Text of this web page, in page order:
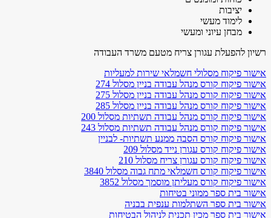
יציבות
לימוד מעשי
מבחן עיוני ומעשי
רשיון להפעלת עגורן צריח מטעם משרד העבודה
אישור פיקוח מסלולי חשמלאי שירות למעליות
אישור פיקוח קורס מנהל עבודה בניין מסלול 274
אישור פיקוח קורס מנהל עבודה בניין מסלול 275
אישור פיקוח קורס מנהל עבודה בניין מסלול 285
אישור פיקוח קורס מנהל עבודה תשתיות מסלול 200
אישור פיקוח קורס מנהל עבודה תשתיות מסלול 243
אישור פיקוח קורס הסבה ממנע תשתיות- לבניין
אישור פיקוח קורס עגורן נייד מסלול 209
אישור פיקוח קורס עגורן צריח מסלול 210
אישור פיקוח קורס חשמלאי מתח גבוה מסלול 3840
אישור פיקוח קורס מעליתן מוסמך מסלול 3852
אישור בית ספר ממוני בטיחות
אישור בית ספר השתלמות ענפית בבניה
אישור בית ספר מכין תכנית לניהול הבטיחות